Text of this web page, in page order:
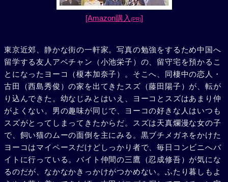
[Amazon購入 (PR)]
東京近郊、静かな街の一軒家。写真の勉強をするため中国へ
留学する友人アベチャン（小池栄子）の、留守宅を預かるこ
とになったヨーコ（榎本加奈子）。そこへ、同棲中の恋人・
古田（西島秀俊）の家を出てきたスズ（藤田陽子）が、転が
り込んできた。幼なじみとはいえ、ヨーコとスズはあまり仲
がよくない。男の趣味が同じで、ヨーコの好きな人はいつも
スズがとってしまってきたからだ。スズは天真爛漫な女の子
で、飼い猫のムーの面倒を主にみる。黒ブチメガネをかけた
ヨーコはマイペースだけどしっかり者で、毎日コンビニへバ
イトに行っている。バイト仲間の三鷹（忍成修吾）が気にな
るのだが、なかなかきっかけがつかめない。ふたり暮しもよ